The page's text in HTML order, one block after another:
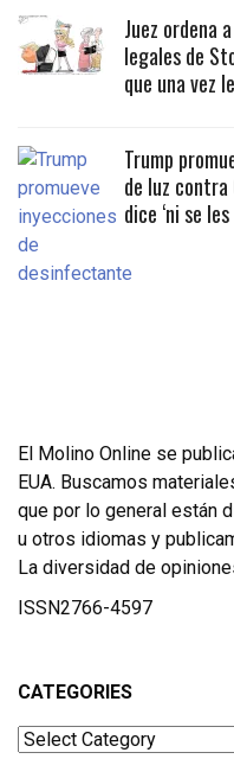
Juez ordena
legales de
que una vez
Trump
de luz contra
dice ‘ni se
El Molino Online se
EUA. Buscamos
que por lo general están
u otros idiomas y
La diversidad de
ISSN2766-4597
CATEGORIES
Categories